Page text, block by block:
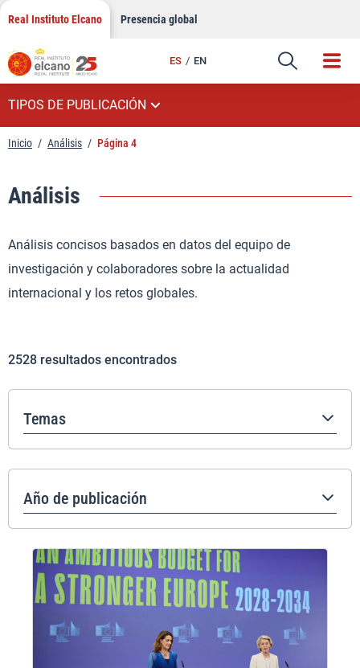
Saltar
contenido
Real Instituto Elcano Presencia global
ES EN
TIPOS DE PUBLICACIÓN
Inicio / Análisis / Página 4
Análisis
Análisis concisos basados en datos del equipo de
investigación y colaboradores sobre la actualidad
internacional y los retos globales.
2528 resultados encontrados
Temas
Año de publicación